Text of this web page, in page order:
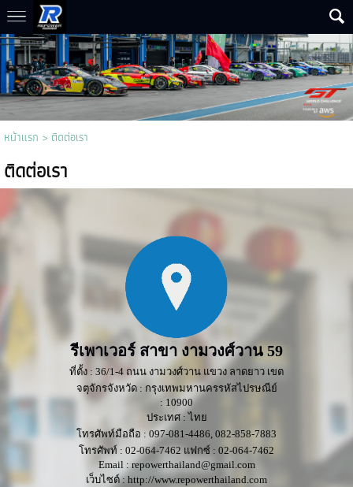
หน้าแรก > ติดต่อเรา
ติดต่อเรา
รีเพาเวอร์ สาขา งามวงศ์วาน 59
ที่ตั้ง : 36/1-4 ถนน งามวงศ์วาน แขวง ลาดยาว เขต
จตุจักรจังหวัด : กรุงเทพมหานครรหัสไปรษณีย์
: 10900
ประเทศ : ไทย
โทรศัพท์มือถือ : 097-081-4486, 082-858-7883
โทรศัพท์ : 02-064-7462 แฟกซ์ : 02-064-7462
Email : repowerthailand@gmail.com
เว็บไซต์ : http://www.repowerthailand.com